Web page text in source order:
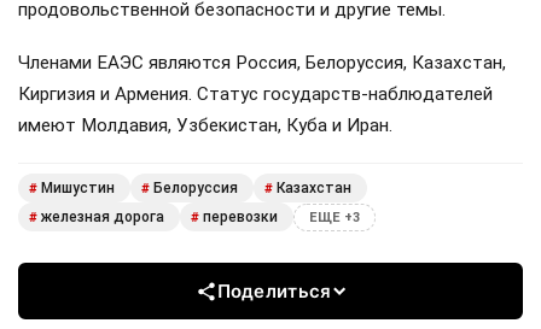
продовольственной безопасности и другие темы.
Членами ЕАЭС являются Россия, Белоруссия, Казахстан,
Киргизия и Армения. Статус государств-наблюдателей
имеют Молдавия, Узбекистан, Куба и Иран.
# Мишустин # Белоруссия # Казахстан
# железная дорога # перевозки ЕЩЕ +3
Поделиться